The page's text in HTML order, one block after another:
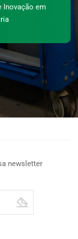
Inovação em
newsletter